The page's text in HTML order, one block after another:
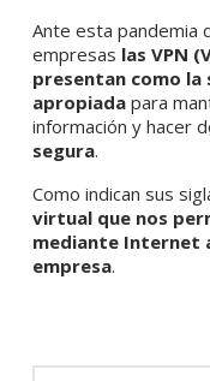
Ante esta pandemia
empresas las VPN
presentan como la
apropiadapara
información y hacer
segura.
Como indican sus
virtual que nos
mediante Internet
empresa.